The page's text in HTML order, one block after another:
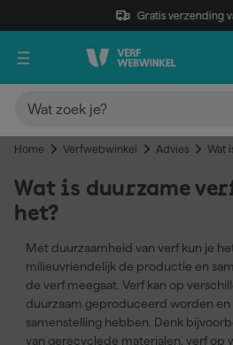
Gratis verzending
Home Verfwebwinkel Advies Wat
Wat is duurzame
het?
Met duurzaamheid van verf kun je
milieuvriendelijk de productie en
de verf meegaat. Verf kan op
duurzaam geproduceerd worden en
samenstelling hebben. Denk
van gerecyclede materialen, verf op